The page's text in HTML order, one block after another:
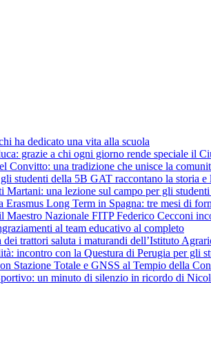
ha dedicato una vita alla scuola
grazie a chi ogni giorno rende speciale il
Convitto: una tradizione che unisce la
studenti della 5B GAT raccontano la storia e
Martani: una lezione sul campo per gli
Erasmus Long Term in Spagna: tre mesi di
Maestro Nazionale FITP Federico Cecconi
al team educativo al completo
dei trattori saluta i maturandi dell’Istituto
incontro con la Questura di Perugia per gli
Stazione Totale e GNSS al Tempio della
un minuto di silenzio in ricordo di